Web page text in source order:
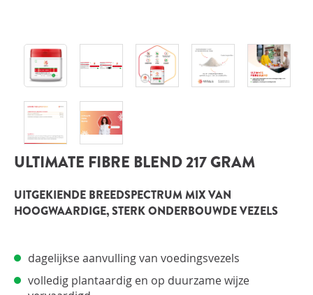
ULTIMATE FIBRE BLEND 217 GRAM
UITGEKIENDE BREEDSPECTRUM MIX VAN
HOOGWAARDIGE, STERK ONDERBOUWDE VEZELS
dagelijkse aanvulling van voedingsvezels
volledig plantaardig en op duurzame wijze